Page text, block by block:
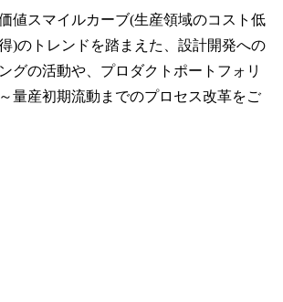
値スマイルカーブ(生産領域のコスト低
)のトレンドを踏まえた、設計開発への
グの活動や、プロダクトポートフォリ
量産初期流動までのプロセス改革をご